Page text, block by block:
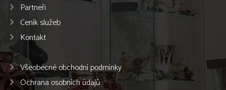
Partneři
Ceník služeb
Kontakt
Všeobecné obchodní podmínky
Ochrana osobních údajů